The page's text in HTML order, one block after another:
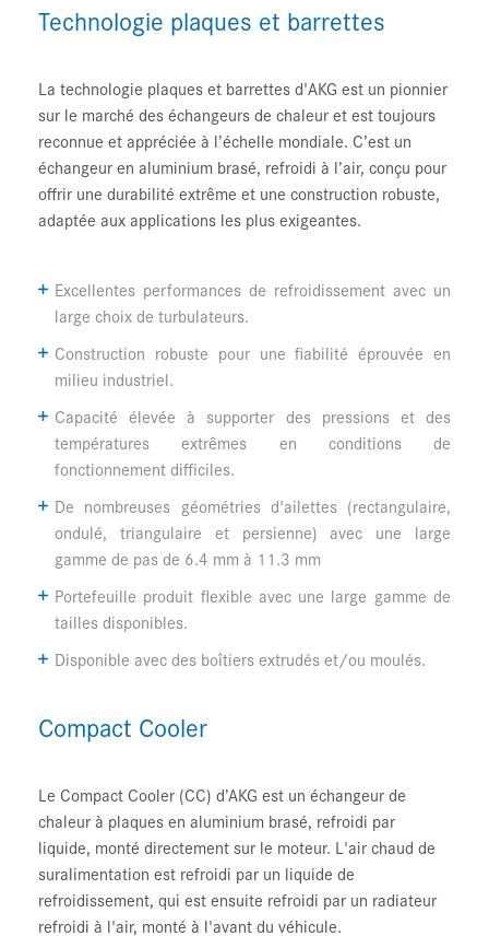
Technologie plaques et barrettes
La technologie plaques et barrettesd'AKG est un pionnier
sur le marché des échangeurs de chaleur et est toujours
reconnue et appréciée à l’échelle mondiale. C’est un
échangeur en aluminium brasé, refroidi à l’air, conçu pour
offrir une durabilité extrême et une construction robuste,
adaptée aux applications les plus exigeantes.
Excellentes performances de refroidissement avec un
large choix de turbulateurs.
Construction robuste pour une fiabilité éprouvée en
milieu industriel.
Capacité élevée à supporter des pressions et des
températures extrêmes en conditions de
fonctionnement difficiles.
De nombreuses géométries d'ailettes (rectangulaire,
ondulé, triangulaire et persienne) avec une large
gamme de pas de 6.4 mm à 11.3 mm
Portefeuille produit flexible avec une large gamme de
tailles disponibles.
Disponible avec des boîtiers extrudés et/ou moulés.
Compact Cooler
Le Compact Cooler (CC) d’AKG est un échangeur de
chaleur à plaques en aluminium brasé, refroidi par
liquide, monté directement sur le moteur. L'air chaud de
suralimentation est refroidi par un liquide de
refroidissement, qui est ensuite refroidi par un radiateur
refroidi à l'air, monté à l'avant du véhicule.